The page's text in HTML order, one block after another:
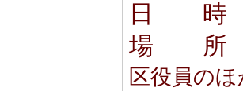
日 時
場 所
区役員の